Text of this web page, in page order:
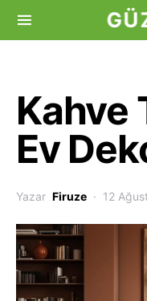
Kahve
Ev
Yazar Firuze 12